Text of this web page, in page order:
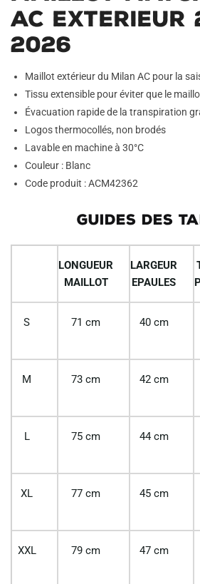
AC Exterieur
2026
Maillot extérieur du Milan AC pour la
Tissu extensible pour éviter que le
Évacuation rapide de la transpiration
Logos thermocollés, non brodés
Lavable en machine à 30°C
Couleur : Blanc
Code produit : ACM42362
GUIDES DES
LONGUEUR
MAILLOT
LARGEUR
EPAULES
S 71 cm 40 cm
M 73 cm 42 cm
L 75 cm 44 cm
XL 77 cm 45 cm
XXL 79 cm 47 cm